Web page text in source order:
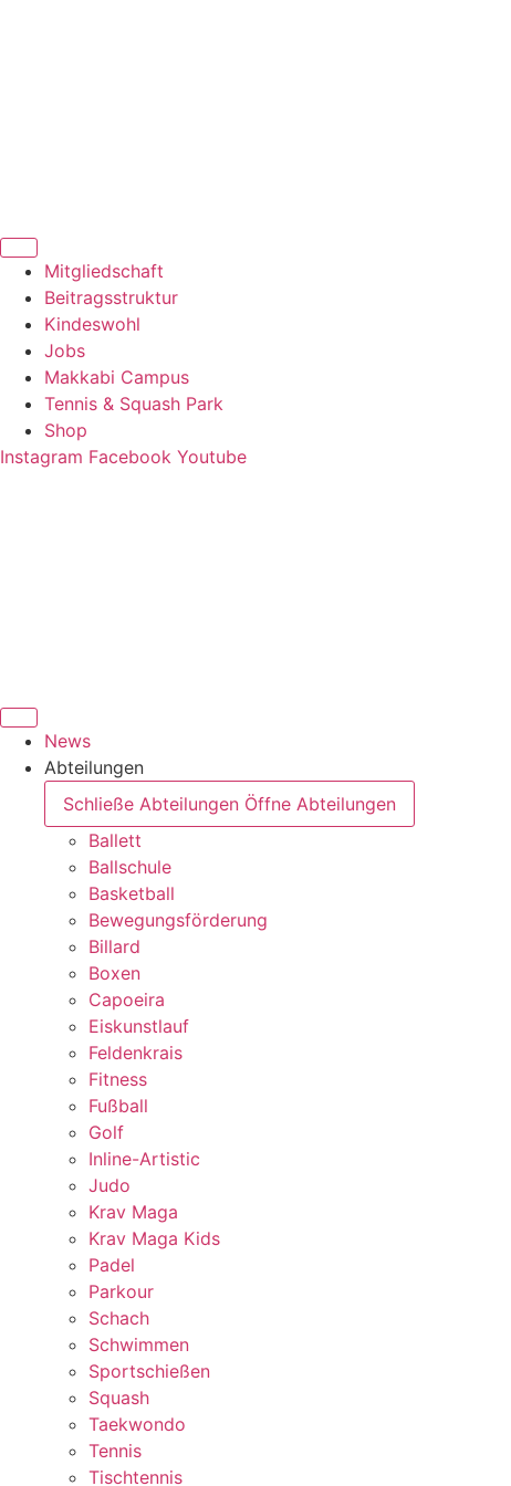
Mitgliedschaft
Beitragsstruktur
Kindeswohl
Jobs
Makkabi Campus
Tennis & Squash Park
Shop
Instagram Facebook Youtube
News
Abteilungen
Schließe Abteilungen Öffne Abteilungen
Ballett
Ballschule
Basketball
Bewegungsförderung
Billard
Boxen
Capoeira
Eiskunstlauf
Feldenkrais
Fitness
Fußball
Golf
Inline-Artistic
Judo
Krav Maga
Krav Maga Kids
Padel
Parkour
Schach
Schwimmen
Sportschießen
Squash
Taekwondo
Tennis
Tischtennis